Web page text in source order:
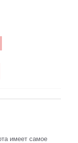
имеет самое